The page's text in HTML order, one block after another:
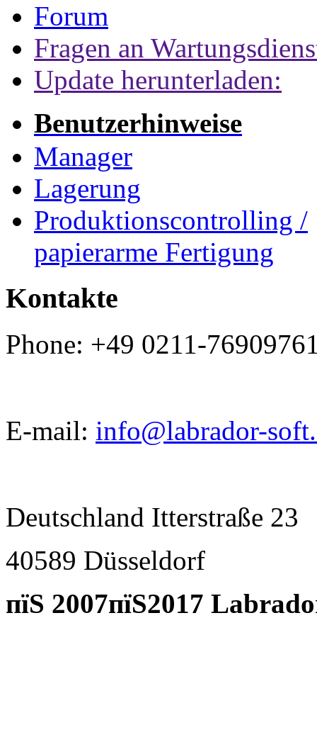
Forum
Fragen an
Update herunterladen:
Benutzerhinweise
Manager
Lagerung
Produktionscontrolling /
papierarme Fertigung
Kontakte
Phone: +49 0211-
E-mail: info@labrador-
Deutschland Itterstraße 23
40589 Düsseldorf
пїЅ 2007пїЅ2017